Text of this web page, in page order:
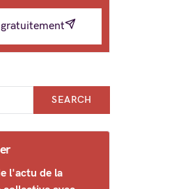
gratuitement
SEARCH
l'actu de la